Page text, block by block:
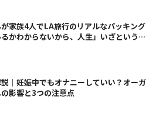
家族4人でLA旅行のリアルなパッキング
かわからないから、人生」いざというと
｜妊娠中でもオナニーしていい？オーガ
影響と3つの注意点